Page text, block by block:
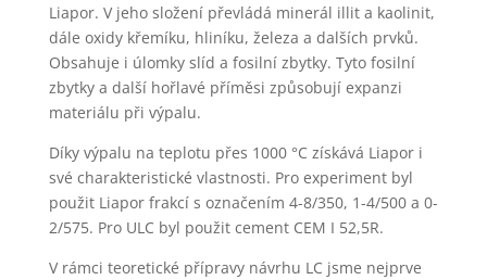
Liapor. V jeho složení převládá minerál illit a kaolinit,
dále oxidy křemíku, hliníku, železa a dalších prvků.
Obsahuje i úlomky slíd a fosilní zbytky. Tyto fosilní
zbytky a další hořlavé příměsi způsobují expanzi
materiálu při výpalu.
Díky výpalu na teplotu přes 1000 °C získává Liapor i
své charakteristické vlastnosti. Pro experiment byl
použit Liapor frakcí s označením 4-8/350, 1-4/500 a 0-
2/575. Pro ULC byl použit cement CEM I 52,5R.
V rámci teoretické přípravy návrhu LC jsme nejprve